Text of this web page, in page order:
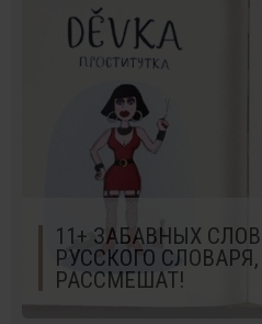
11+ ЗАБАВНЫХ
РУССКОГО
РАССМЕШАТ!